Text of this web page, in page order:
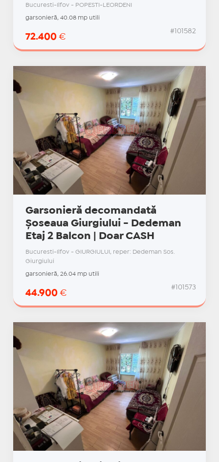
Bucuresti-Ilfov - POPESTI-LEORDENI
garsonieră, 40.08 mp utili
72.400 €
#101582
Garsonieră decomandată
Șoseaua Giurgiului - Dedeman
Etaj 2 Balcon | Doar CASH
Bucuresti-Ilfov - GIURGIULUI, reper: Dedeman Sos.
Giurgiului
garsonieră, 26.04 mp utili
44.900 €
#101573